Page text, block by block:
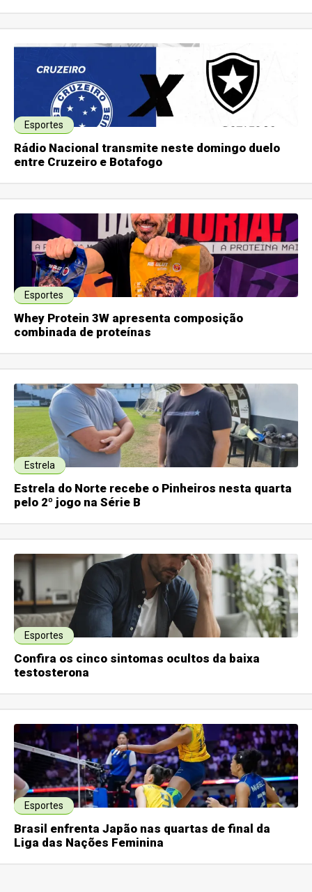
Esportes
Rádio Nacional transmite neste domingo duelo
entre Cruzeiro e Botafogo
Esportes
Whey Protein 3W apresenta composição
combinada de proteínas
Estrela
Estrela do Norte recebe o Pinheiros nesta quarta
pelo 2º jogo na Série B
Esportes
Confira os cinco sintomas ocultos da baixa
testosterona
Esportes
Brasil enfrenta Japão nas quartas de final da
Liga das Nações Feminina